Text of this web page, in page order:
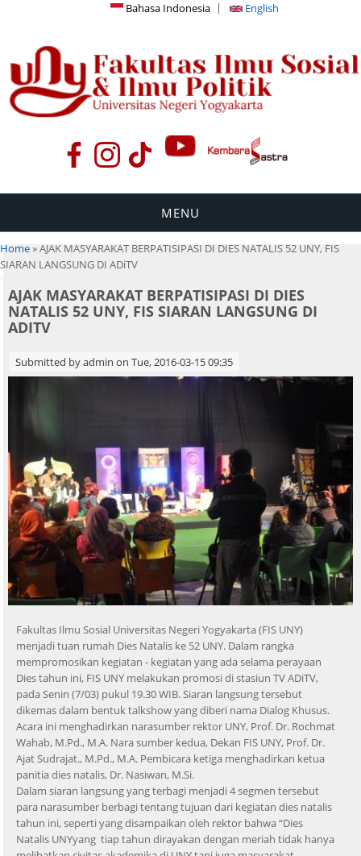
Bahasa Indonesia English
MENU
You are here
Home» AJAK MASYARAKAT BERPATISIPASI DI DIES NATALIS 52 UNY, FIS
SIARAN LANGSUNG DI ADiTV
AJAK MASYARAKAT BERPATISIPASI DI DIES
NATALIS 52 UNY, FIS SIARAN LANGSUNG DI
ADITV
Submitted byadmin on Tue, 2016-03-15 09:35
Fakultas Ilmu Sosial Universitas Negeri Yogyakarta (FIS UNY)
menjadi tuan rumah Dies Natalis ke 52 UNY. Dalam rangka
mempromosikan kegiatan - kegiatan yang ada selama perayaan
Dies tahun ini, FIS UNY melakukan promosi di stasiun TV ADiTV,
pada Senin (7/03) pukul 19.30 WIB. Siaran langsung tersebut
dikemas dalam bentuk talkshow yang diberi nama Dialog Khusus.
Acara ini menghadirkan narasumber rektor UNY, Prof. Dr. Rochmat
Wahab, M.Pd., M.A. Nara sumber kedua, Dekan FIS UNY, Prof. Dr.
Ajat Sudrajat., M.Pd., M.A. Pembicara ketiga menghadirkan ketua
panitia dies natalis, Dr. Nasiwan, M.Si.
Dalam siaran langsung yang terbagi menjadi 4 segmen tersebut
para narasumber berbagi tentang tujuan dari kegiatan dies natalis
tahun ini, seperti yang disampaikan oleh rektor bahwa “Dies
Natalis UNYyang tiap tahun dirayakan dengan meriah tidak hanya